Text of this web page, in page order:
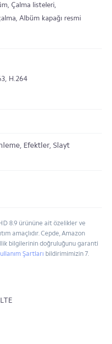
Çalma listeleri,
Albüm kapağı resmi
H.264
Efektler, Slayt
8.9 ürününe ait özelikler ve
amaçlıdır. Cepde, Amazon
bilgilerinin doğruluğunu garanti
Şartları bildirimimizin 7.